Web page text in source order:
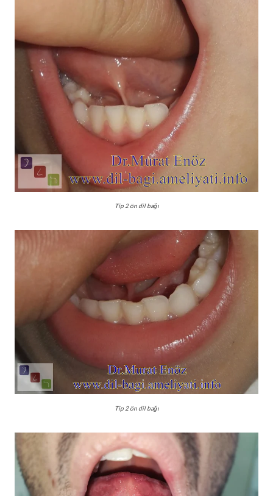
Tip 2 ön dil bağı
Tip 2 ön dil bağı